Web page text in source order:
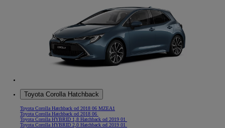
Toyota Corolla Hatchback
Toyota Corolla Hatchback od 2018 06 MZEA1
Toyota Corolla Hatchback od 2018 06
Toyota Corolla HYBRID 1,8 Hatchback od 2019 01
Toyota Corolla HYBRID 2,0 Hatchback od 2019 01